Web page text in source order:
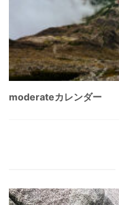
moderateカレンダー